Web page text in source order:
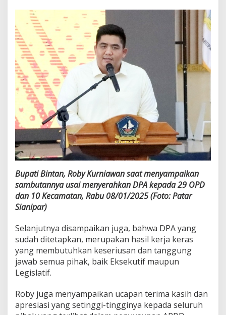
Bupati Bintan, Roby Kurniawan saat menyampaikan
sambutannya usai menyerahkan DPA kepada 29 OPD
dan 10 Kecamatan, Rabu 08/01/2025 (Foto: Patar
Sianipar)
Selanjutnya disampaikan juga, bahwa DPA yang
sudah ditetapkan, merupakan hasil kerja keras
yang membutuhkan keseriusan dan tanggung
jawab semua pihak, baik Eksekutif maupun
Legislatif.
Roby juga menyampaikan ucapan terima kasih dan
apresiasi yang setinggi-tingginya kepada seluruh